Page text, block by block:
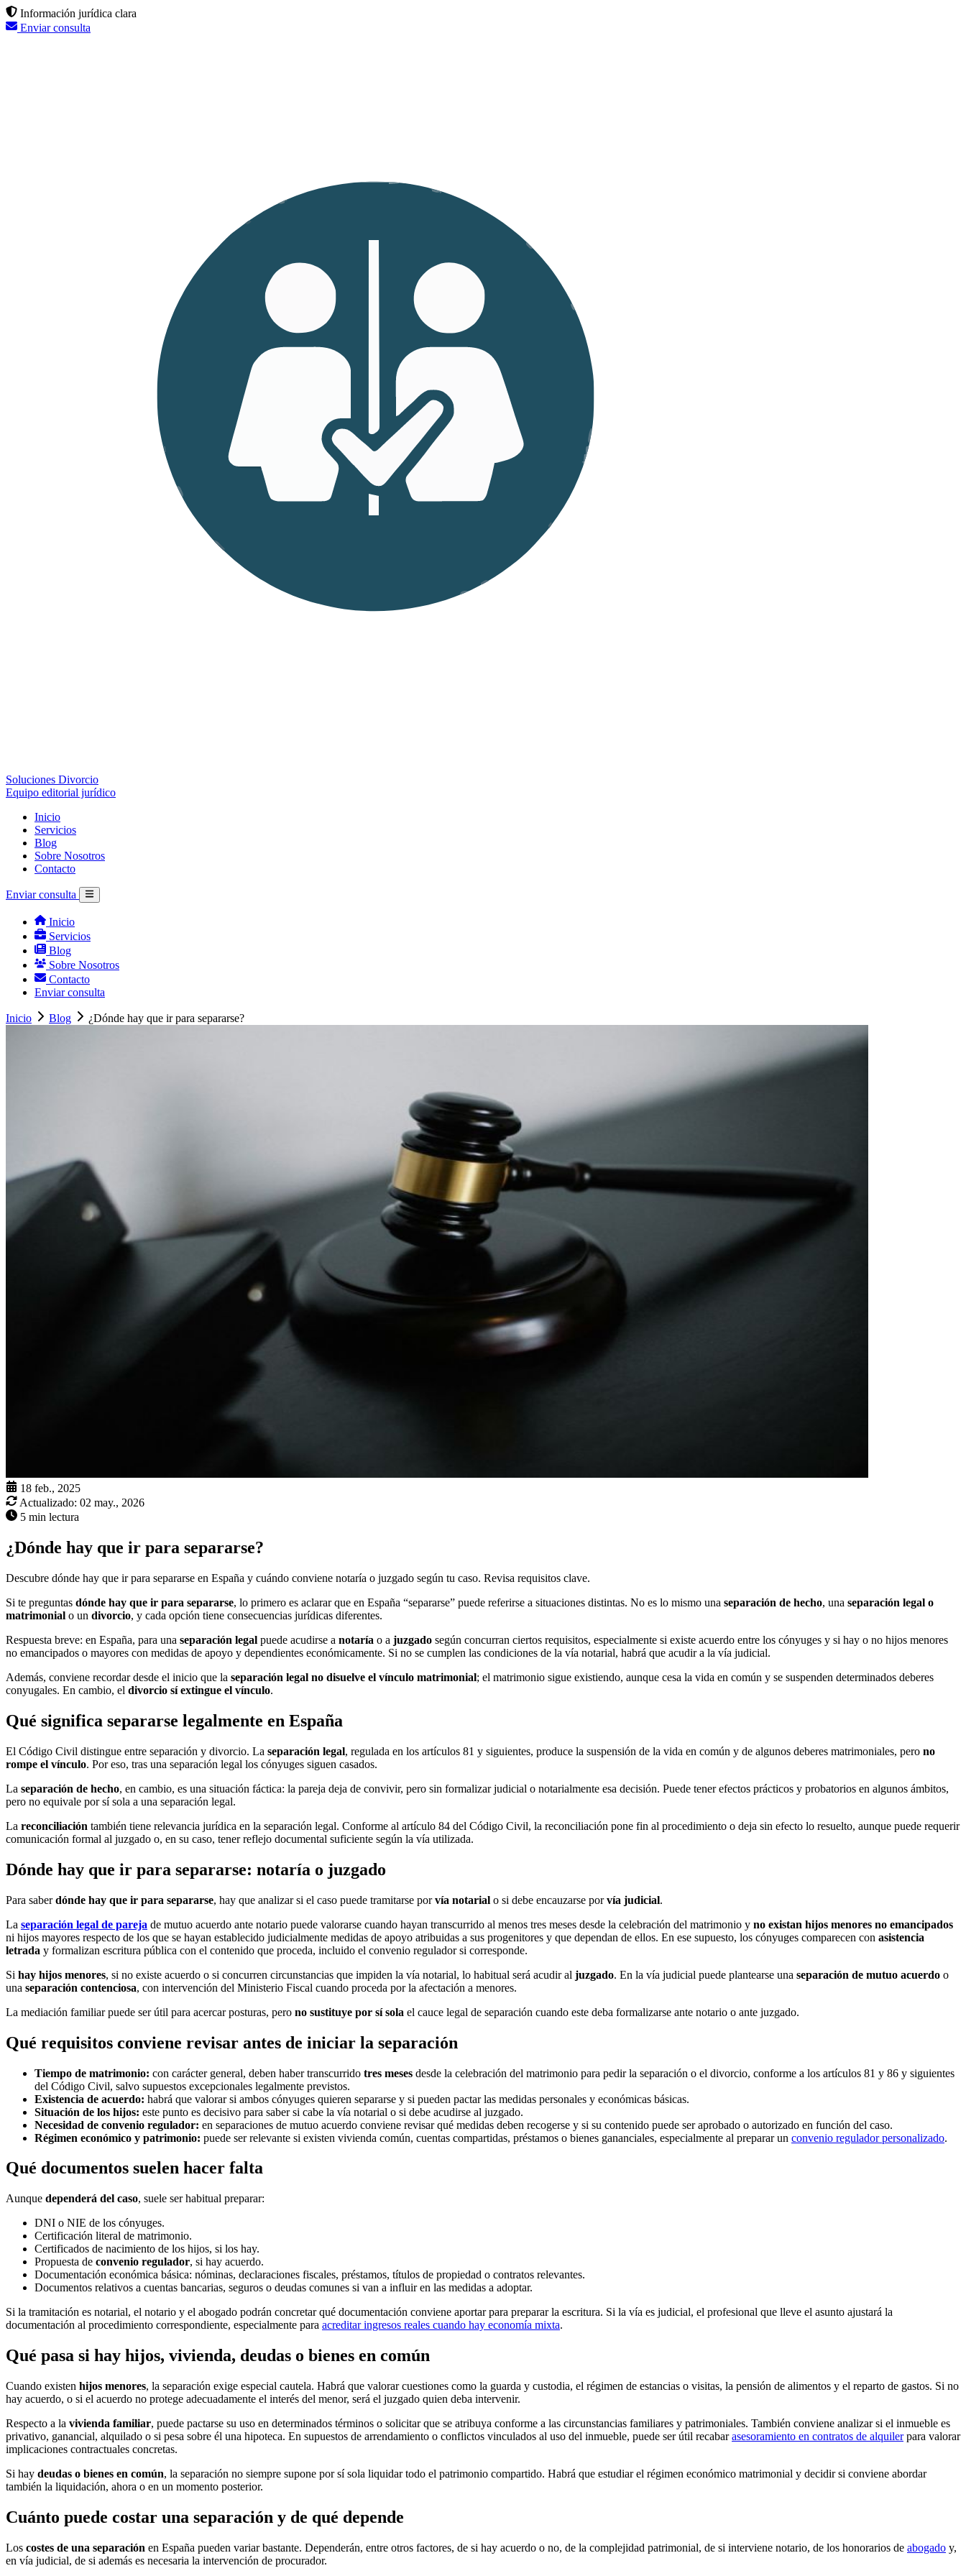
Información jurídica clara
Enviar consulta
Soluciones Divorcio
Equipo editorial jurídico
Inicio
Servicios
Blog
Sobre Nosotros
Contacto
Enviar consulta
Inicio
Servicios
Blog
Sobre Nosotros
Contacto
Enviar consulta
Inicio Blog ¿Dónde hay que ir para separarse?
18 feb., 2025
Actualizado: 02 may., 2026
5 min lectura
¿Dónde hay que ir para separarse?
Descubre dónde hay que ir para separarse en España y cuándo conviene notaría o juzgado según tu caso. Revisa requisitos clave.
Si te preguntas dónde hay que ir para separarse, lo primero es aclarar que en España “separarse” puede referirse a situaciones distintas. No es lo mismo una separación de hecho, una separación legal o
matrimonial o un divorcio, y cada opción tiene consecuencias jurídicas diferentes.
Respuesta breve: en España, para una separación legal puede acudirse a notaría o a juzgado según concurran ciertos requisitos, especialmente si existe acuerdo entre los cónyuges y si hay o no hijos menores
no emancipados o mayores con medidas de apoyo y dependientes económicamente. Si no se cumplen las condiciones de la vía notarial, habrá que acudir a la vía judicial.
Además, conviene recordar desde el inicio que la separación legal no disuelve el vínculo matrimonial; el matrimonio sigue existiendo, aunque cesa la vida en común y se suspenden determinados deberes
conyugales. En cambio, el divorcio sí extingue el vínculo.
Qué significa separarse legalmente en España
El Código Civil distingue entre separación y divorcio. La separación legal, regulada en los artículos 81 y siguientes, produce la suspensión de la vida en común y de algunos deberes matrimoniales, pero no
rompe el vínculo. Por eso, tras una separación legal los cónyuges siguen casados.
La separación de hecho, en cambio, es una situación fáctica: la pareja deja de convivir, pero sin formalizar judicial o notarialmente esa decisión. Puede tener efectos prácticos y probatorios en algunos ámbitos,
pero no equivale por sí sola a una separación legal.
La reconciliación también tiene relevancia jurídica en la separación legal. Conforme al artículo 84 del Código Civil, la reconciliación pone fin al procedimiento o deja sin efecto lo resuelto, aunque puede requerir
comunicación formal al juzgado o, en su caso, tener reflejo documental suficiente según la vía utilizada.
Dónde hay que ir para separarse: notaría o juzgado
Para saberdónde hay que ir para separarse, hay que analizar si el caso puede tramitarse porvía notarial o si debe encauzarse porvía judicial.
La separación legal de pareja de mutuo acuerdo ante notario puede valorarse cuando hayan transcurrido al menos tres meses desde la celebración del matrimonio y no existan hijos menores no emancipados
ni hijos mayores respecto de los que se hayan establecido judicialmente medidas de apoyo atribuidas a sus progenitores y que dependan de ellos. En ese supuesto, los cónyuges comparecen con asistencia
letrada y formalizan escritura pública con el contenido que proceda, incluido el convenio regulador si corresponde.
Si hay hijos menores, si no existe acuerdo o si concurren circunstancias que impiden la vía notarial, lo habitual será acudir al juzgado. En la vía judicial puede plantearse una separación de mutuo acuerdo o
una separación contenciosa, con intervención del Ministerio Fiscal cuando proceda por la afectación a menores.
La mediación familiar puede ser útil para acercar posturas, pero no sustituye por sí sola el cauce legal de separación cuando este deba formalizarse ante notario o ante juzgado.
Qué requisitos conviene revisar antes de iniciar la separación
Tiempo de matrimonio: con carácter general, deben haber transcurrido tres meses desde la celebración del matrimonio para pedir la separación o el divorcio, conforme a los artículos 81 y 86 y siguientes
del Código Civil, salvo supuestos excepcionales legalmente previstos.
Existencia de acuerdo: habrá que valorar si ambos cónyuges quieren separarse y si pueden pactar las medidas personales y económicas básicas.
Situación de los hijos: este punto es decisivo para saber si cabe la vía notarial o si debe acudirse al juzgado.
Necesidad de convenio regulador: en separaciones de mutuo acuerdo conviene revisar qué medidas deben recogerse y si su contenido puede ser aprobado o autorizado en función del caso.
Régimen económico y patrimonio: puede ser relevante si existen vivienda común, cuentas compartidas, préstamos o bienes gananciales, especialmente al preparar un convenio regulador personalizado.
Qué documentos suelen hacer falta
Aunque dependerá del caso, suele ser habitual preparar:
DNI o NIE de los cónyuges.
Certificación literal de matrimonio.
Certificados de nacimiento de los hijos, si los hay.
Propuesta de convenio regulador, si hay acuerdo.
Documentación económica básica: nóminas, declaraciones fiscales, préstamos, títulos de propiedad o contratos relevantes.
Documentos relativos a cuentas bancarias, seguros o deudas comunes si van a influir en las medidas a adoptar.
Si la tramitación es notarial, el notario y el abogado podrán concretar qué documentación conviene aportar para preparar la escritura. Si la vía es judicial, el profesional que lleve el asunto ajustará la
documentación al procedimiento correspondiente, especialmente para acreditar ingresos reales cuando hay economía mixta.
Qué pasa si hay hijos, vivienda, deudas o bienes en común
Cuando existen hijos menores, la separación exige especial cautela. Habrá que valorar cuestiones como la guarda y custodia, el régimen de estancias o visitas, la pensión de alimentos y el reparto de gastos. Si no
hay acuerdo, o si el acuerdo no protege adecuadamente el interés del menor, será el juzgado quien deba intervenir.
Respecto a la vivienda familiar, puede pactarse su uso en determinados términos o solicitar que se atribuya conforme a las circunstancias familiares y patrimoniales. También conviene analizar si el inmueble es
privativo, ganancial, alquilado o si pesa sobre él una hipoteca. En supuestos de arrendamiento o conflictos vinculados al uso del inmueble, puede ser útil recabarasesoramiento en contratos de alquilerpara valorar
implicaciones contractuales concretas.
Si hay deudas o bienes en común, la separación no siempre supone por sí sola liquidar todo el patrimonio compartido. Habrá que estudiar el régimen económico matrimonial y decidir si conviene abordar
también la liquidación, ahora o en un momento posterior.
Cuánto puede costar una separación y de qué depende
Los costes de una separación en España pueden variar bastante. Dependerán, entre otros factores, de si hay acuerdo o no, de la complejidad patrimonial, de si interviene notario, de los honorarios de abogado y,
en vía judicial, de si además es necesaria la intervención de procurador.